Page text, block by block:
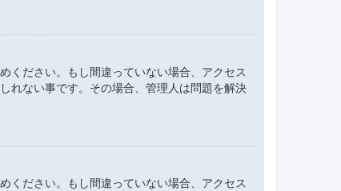
ください。もし間違っていない場合、アクセス
れない事です。その場合、管理人は問題を解決
ください。もし間違っていない場合、アクセス